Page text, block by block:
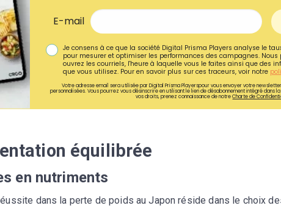
E-mail
Je consens à ce que la société Digital Prisma Players analyse le
pour mesurer et optimiser les performances des campagnes. Nous
ouvrez les courriels, l'heure à laquelle vous le faites ainsi que des
que vous utilisez. Pour en savoir plus sur ces traceurs, voir notre
Votre adresse email sera utilisée par Digital Prisma Playerspour vous envoyer votre
personnalisées. Vous pourrez vous désinscrire en utilisant le lien de désabonnement intégré dans
vos droits, prenez connaissance de notreCharte de
équilibrée
en nutriments
dans la perte de poids au Japon réside dans le choix
Ainsi que la